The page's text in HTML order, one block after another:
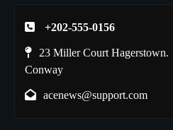
+202-555-0156
23 Miller Court Hagerstown.
Conway
acenews@support.com